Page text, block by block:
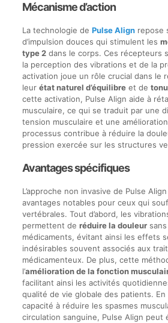
Mécanisme d’action
La technologie de Pulse Alignrepose
d’impulsion douces qui stimulent les
type 2dans le corps. Ces récepteurs
la perception des vibrations et de la
activation joue un rôle crucial dans le
leur état naturel d’équilibreet de
cette activation, Pulse Align aide à
musculaire, ce qui se traduit par une
tension musculaire et une
processus contribue à réduire la
pression exercée sur les structures
Avantages spécifiques
L’approche non invasive de Pulse
avantages notables pour ceux qui
vertébrales. Tout d’abord, les
permettent de réduire la douleursans
médicaments, évitant ainsi les effets
indésirables souvent associés aux
médicamenteux. De plus, cette
l’amélioration de la fonction
facilitant ainsi les activités
qualité de vie globale des patients.
capacité à réduire les spasmes
circulation sanguine, Pulse Align peut